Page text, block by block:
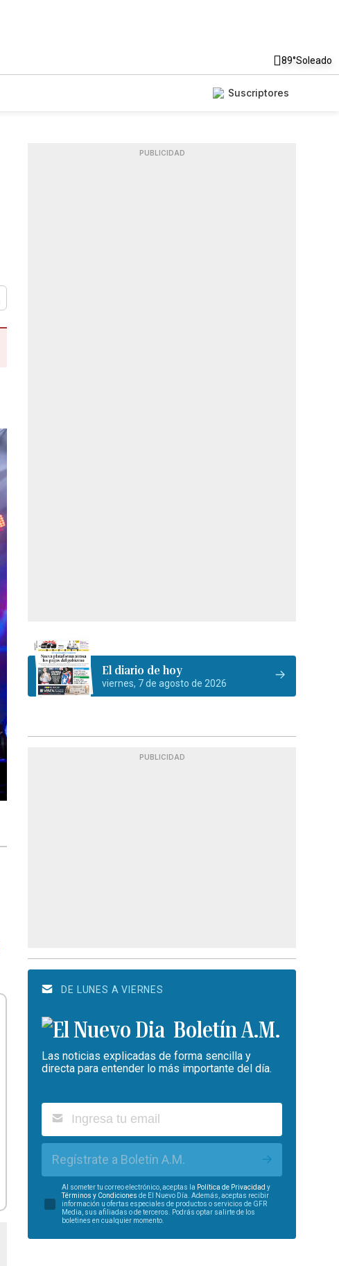
89°Soleado
Suscriptores
PUBLICIDAD
El diario de hoy
viernes, 7 de agosto de 2026
PUBLICIDAD
DE LUNES A VIERNES
Boletín A.M.
Las noticias explicadas de forma sencilla y
directa para entender lo más importante del día.
Regístrate a Boletín A.M.
Al someter tu correo electrónico, aceptas la Política de Privacidad y
Términos y Condiciones de El Nuevo Día. Además, aceptas recibir
información u ofertas especiales de productos o servicios de GFR
Media, sus afiliadas o de terceros. Podrás optar salirte de los
boletines en cualquier momento.